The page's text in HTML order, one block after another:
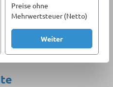
Preise ohne
Mehrwertsteuer (Netto)
Weiter